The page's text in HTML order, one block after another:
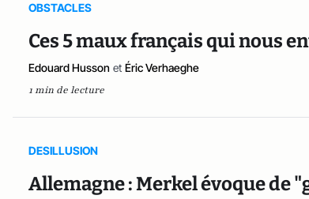
OBSTACLES
Ces 5 maux français qui nous
Edouard Husson et Éric Verhaeghe
1 min de lecture
DESILLUSION
Allemagne : Merkel évoque de